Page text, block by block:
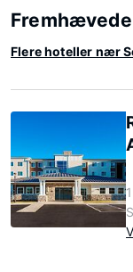
Flere hoteller nær